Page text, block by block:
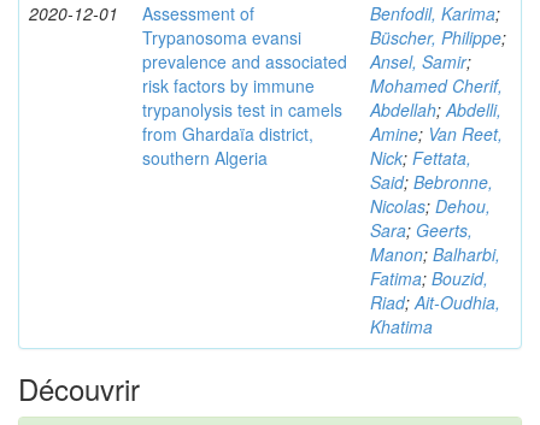
2020-12-01
Assessment of
Trypanosoma evansi
prevalence and associated
risk factors by immune
trypanolysis test in camels
from Ghardaïa district,
southern Algeria
Benfodil, Karima;
Büscher, Philippe;
Ansel, Samir;
Mohamed Cherif,
Abdellah;Abdelli,
Amine; Van Reet,
Nick; Fettata,
Said; Bebronne,
Nicolas; Dehou,
Sara; Geerts,
Manon; Balharbi,
Fatima; Bouzid,
Riad;Ait-Oudhia,
Khatima
Découvrir